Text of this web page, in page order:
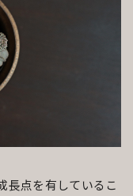
長点を有しているこ